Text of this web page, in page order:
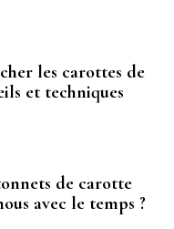
les carottes de
et techniques
de carotte
avec le temps ?